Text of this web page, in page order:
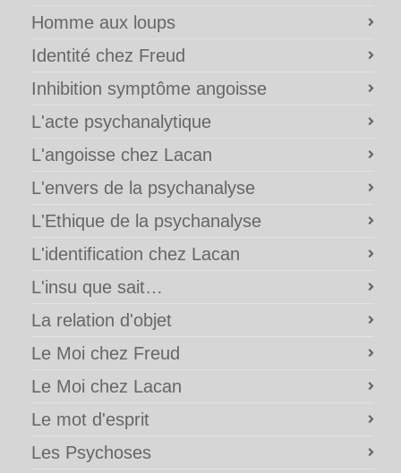
Homme aux loups
Identité chez Freud
Inhibition symptôme angoisse
L'acte psychanalytique
L'angoisse chez Lacan
L'envers de la psychanalyse
L'Ethique de la psychanalyse
L'identification chez Lacan
L'insu que sait…
La relation d'objet
Le Moi chez Freud
Le Moi chez Lacan
Le mot d'esprit
Les Psychoses